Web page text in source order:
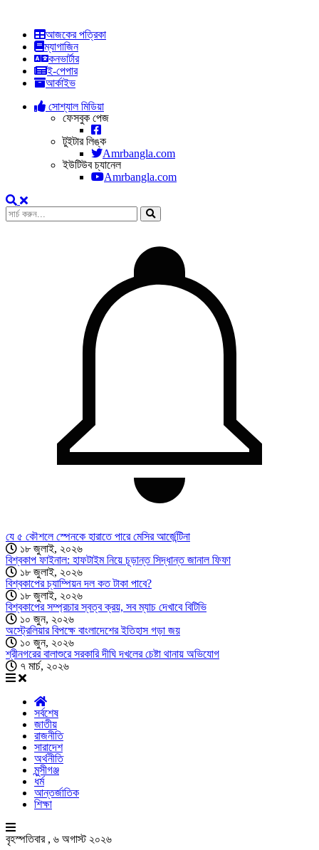
আজকের পত্রিকা
ম্যাগাজিন
কনভার্টার
ই-পেপার
আর্কাইভ
সোশ্যাল মিডিয়া
ফেসবুক পেজ
টুইটার লিঙ্ক
Amrbangla.com
ইউটিউব চ্যানেল
Amrbangla.com
যে ৫ কৌশলে স্পেনকে হারাতে পারে মেসির আর্জেন্টিনা
১৮ জুলাই, ২০২৬
বিশ্বকাপ ফাইনাল: হাফটাইম নিয়ে চূড়ান্ত সিদ্ধান্ত জানাল ফিফা
১৮ জুলাই, ২০২৬
বিশ্বকাপের চ্যাম্পিয়ন দল কত টাকা পাবে?
১৮ জুলাই, ২০২৬
বিশ্বকাপের সম্প্রচার স্বত্ব ক্রয়, সব ম্যাচ দেখাবে বিটিভি
১০ জুন, ২০২৬
অস্ট্রেলিয়ার বিপক্ষে বাংলাদেশের ইতিহাস গড়া জয়
১০ জুন, ২০২৬
শ্রীনগরের বালাশুরে সরকারি দীঘি দখলের চেষ্টা থানায় অভিযোগ
৭ মার্চ, ২০২৬
সর্বশেষ
জাতীয়
রাজনীতি
সারাদেশ
অর্থনীতি
মুন্সীগঞ্জ
ধর্ম
আন্তর্জাতিক
শিক্ষা
বৃহস্পতিবার , ৬ অগাস্ট ২০২৬